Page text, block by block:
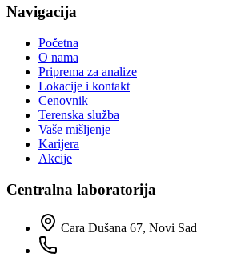
Navigacija
Početna
O nama
Priprema za analize
Lokacije i kontakt
Cenovnik
Terenska služba
Vaše mišljenje
Karijera
Akcije
Centralna laboratorija
Cara Dušana 67, Novi Sad